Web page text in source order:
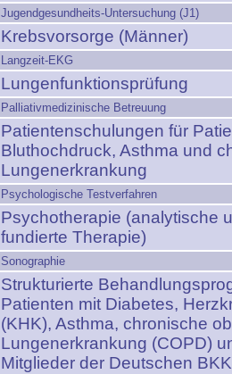
Jugendgesundheits-Untersuchung (J1)
Krebsvorsorge (Männer)
Langzeit-EKG
Lungenfunktionsprüfung
Palliativmedizinische Betreuung
Patientenschulungen für
Bluthochdruck, Asthma und
Lungenerkrankung
Psychologische Testverfahren
Psychotherapie (analytische
fundierte Therapie)
Sonographie
Strukturierte
Patienten mit Diabetes,
(KHK), Asthma, chronische
Lungenerkrankung (COPD)
Mitglieder der Deutschen